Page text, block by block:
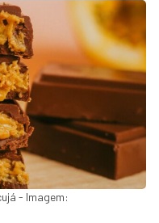
- Imagem: